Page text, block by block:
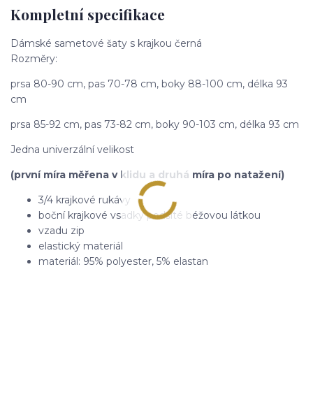
Kompletní specifikace
Dámské sametové šaty s krajkou černá
Rozměry:
prsa 80-90 cm, pas 70-78 cm, boky 88-100 cm, délka 93
cm
prsa 85-92 cm, pas 73-82 cm, boky 90-103 cm, délka 93 cm
Jedna univerzální velikost
(první míra měřena v klidu a druhá míra po natažení)
3/4 krajkové rukávy
boční krajkové vsadky podšité béžovou látkou
vzadu zip
elastický materiál
materiál: 95% polyester, 5% elastan